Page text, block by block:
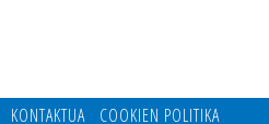
KONTAKTUA COOKIEN POLITIKA